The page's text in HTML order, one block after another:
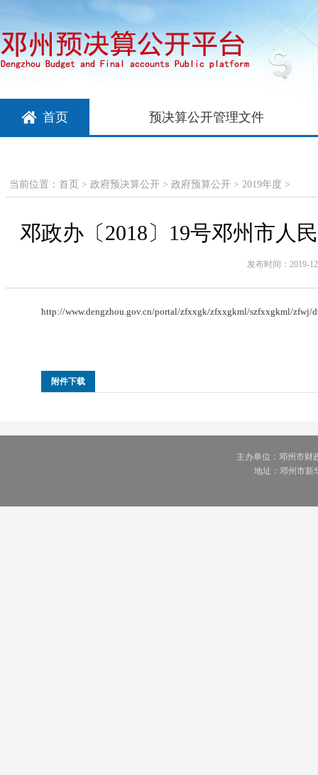
首页 预决算公开管理文件
当前位置： 首页 > 政府预决算公开 > 政府预算公开 > 2019年度 >
邓政办〔2018〕19号邓州市人
发布时间：2019-
http://www.dengzhou.gov.cn/portal/zfxxgk/zfxxgkml/szfxxgkml/zfwj/
附件下载
主办单位：邓州市财
地址：邓州市新